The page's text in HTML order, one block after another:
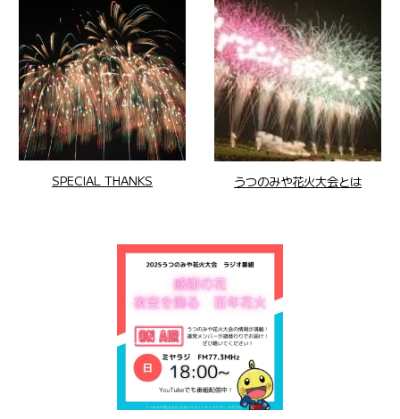
SPECIAL THANKS うつのみや花火大会とは